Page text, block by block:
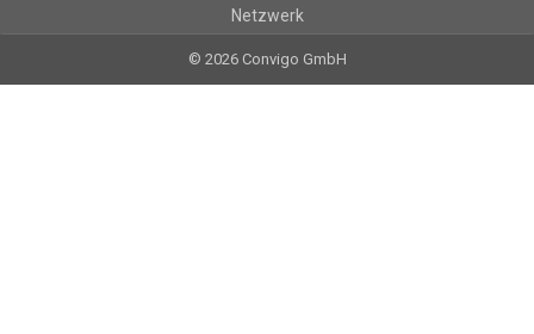
Netzwerk
© 2026 Convigo GmbH